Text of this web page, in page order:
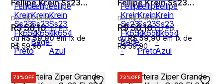
Fellipe Krein Ss23
Fk654 - Preto
De:R$ 219,90
R$58,10no Pix
ouR$ 59,90em1x de
R$ 59,90
Fellipe Krein Ss23
Fk654 Bege - Nude
De:R$ 219,90
R$58,10no Pix
ouR$ 59,90em1x de
R$ 59,90
73%OFF 73%OFF